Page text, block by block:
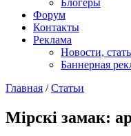
Блогеры
Форум
Контакты
Реклама
Новости,
Баннерная
Главная / Статьи
Мірскі замак: